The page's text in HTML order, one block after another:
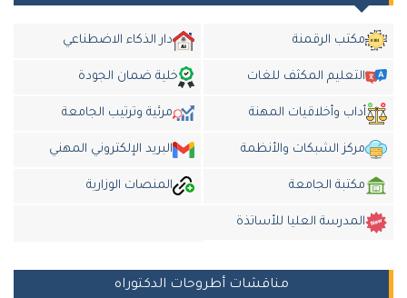
مكتب الرقمنة دار الذكاء الاضطناعي
التعليم المكثف للغات خلية ضمان الجودة
أداب وأخلاقيات المهنة مرئية وترتيب الجامعة
مركز الشبكات والأنظمة البريد الإلكتروني المهني
مكتبة الجامعة المنصات الوزارية
المدرسة العليا للأساتذة
مناقشات أطروحات الدكتوراه